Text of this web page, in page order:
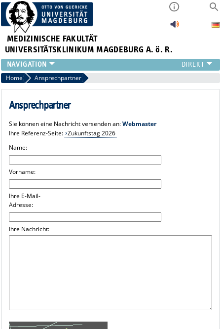
MEDIZINISCHE FAKULTÄT
UNIVERSITÄTSKLINIKUM MAGDEBURG A. ö. R.
INSTITUTE
KLINIKEN
ZENTRALE EINRICHTUNGEN
PRESSE
INTERNATIONAL
INTRANET
Home Ansprechpartner
Ansprechpartner
Sie können eine Nachricht versenden an:Webmaster
Ihre Referenz-Seite: Zukunftstag 2026
Name:
Vorname:
Ihre E-Mail-
Adresse:
Ihre Nachricht: